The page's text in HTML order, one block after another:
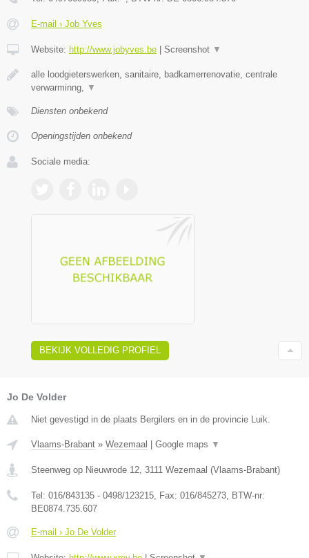
E-mail › Job Yves
Website: http://www.jobyves.be Screenshot ▼
alle loodgieterswerken, sanitaire, badkamerrenovatie, centrale
verwarminng, ▼
Diensten onbekend
Openingstijden onbekend
Sociale media:
BEKIJK VOLLEDIG PROFIEL
Jo De Volder
Niet gevestigd in de plaats Bergilers en in de provincie Luik.
Vlaams-Brabant » Wezemaal Google maps ▼
Steenweg op Nieuwrode 12 3111 Wezemaal (Vlaams-Brabant)
Tel: 016/843135 - 0498/123215 , Fax: 016/845273 , BTW-nr:
BE0874.735.607
E-mail › Jo De Volder